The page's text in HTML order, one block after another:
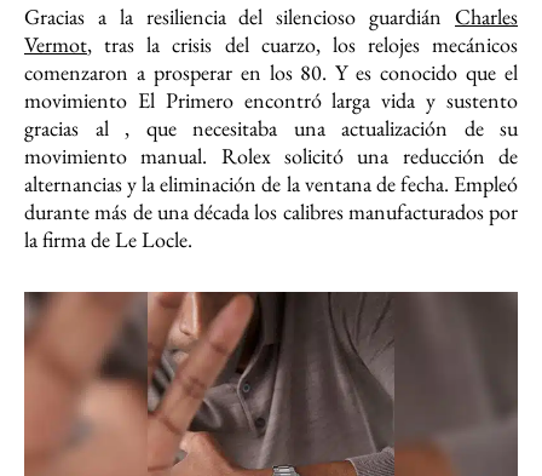
Gracias a la resiliencia del silencioso guardián Charles
Vermot, tras la crisis del cuarzo, los relojes mecánicos
comenzaron a prosperar en los 80. Y es conocido que el
movimiento El Primero encontró larga vida y sustento
gracias al , que necesitaba una actualización de su
movimiento manual. Rolex solicitó una reducción de
alternancias y la eliminación de la ventana de fecha. Empleó
durante más de una década los calibres manufacturados por
la firma de Le Locle.